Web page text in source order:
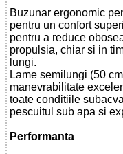
Buzunar ergonomic
pentru un confort
pentru a reduce
propulsia, chiar si in
lungi.
Lame semilungi (50
manevrabilitate
toate conditiile
pescuitul sub apa si
Performanta